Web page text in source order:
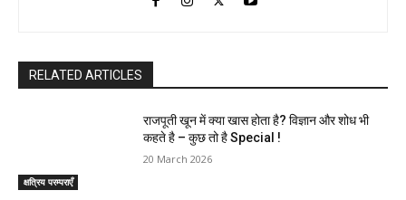
RELATED ARTICLES
क्षत्रिय परम्पराएँ
राजपूती खून में क्या खास होता है? विज्ञान और शोध भी
कहते है – कुछ तो है Special !
20 March 2026